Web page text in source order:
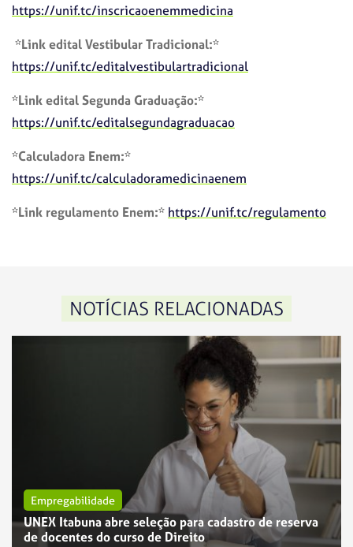
https://unif.tc/inscricaoenemmedicina
*Link edital Vestibular Tradicional:*
https://unif.tc/editalvestibulartradicional
*Link edital Segunda Graduação:*
https://unif.tc/editalsegundagraduacao
*Calculadora Enem:*
https://unif.tc/calculadoramedicinaenem
*Link regulamento Enem:* https://unif.tc/regulamento
NOTÍCIAS RELACIONADAS
Empregabilidade
UNEX Itabuna abre seleção para cadastro de reserva
de docentes do curso de Direito